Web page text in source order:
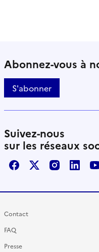
Abonnez-vous à
S'abonner
Suivez-nous
sur les réseaux
FacebookX / TwitterInstagram
Contact
FAQ
Presse